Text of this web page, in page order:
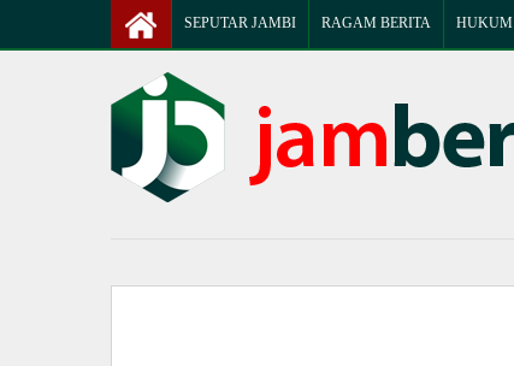
SEPUTAR JAMBI RAGAM BERITA HUKUM